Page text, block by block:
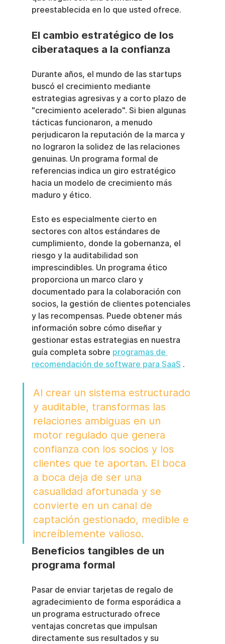
preestablecida en lo que usted ofrece.
El cambio estratégico de los
ciberataques a la confianza
Durante años, el mundo de las startups
buscó el crecimiento mediante
estrategias agresivas y a corto plazo de
"crecimiento acelerado". Si bien algunas
tácticas funcionaron, a menudo
perjudicaron la reputación de la marca y
no lograron la solidez de las relaciones
genuinas. Un programa formal de
referencias indica un giro estratégico
hacia un modelo de crecimiento más
maduro y ético.
Esto es especialmente cierto en
sectores con altos estándares de
cumplimiento, donde la gobernanza, el
riesgo y la auditabilidad son
imprescindibles. Un programa ético
proporciona un marco claro y
documentado para la colaboración con
socios, la gestión de clientes potenciales
y las recompensas. Puede obtener más
información sobre cómo diseñar y
gestionar estas estrategias en nuestra
guía completa sobre programas de
recomendación de software para SaaS .
Al crear un sistema estructurado
y auditable, transformas las
relaciones ambiguas en un
motor regulado que genera
confianza con los socios y los
clientes que te aportan. El boca
a boca deja de ser una
casualidad afortunada y se
convierte en un canal de
captación gestionado, medible e
increíblemente valioso.
Beneficios tangibles de un
programa formal
Pasar de enviar tarjetas de regalo de
agradecimiento de forma esporádica a
un programa estructurado ofrece
ventajas concretas que impulsan
directamente sus resultados y su